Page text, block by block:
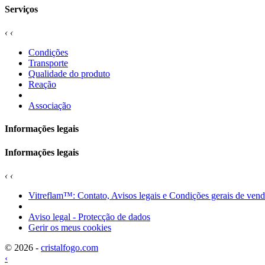
Serviços
‹ ‹
Condições
Transporte
Qualidade do produto
Reação
Associação
Informações legais
Informações legais
‹ ‹
Vitreflam™: Contato, Avisos legais e Condições gerais de
Aviso legal - Protecção de dados
Gerir os meus cookies
© 2026 - cristalfogo.com
‹